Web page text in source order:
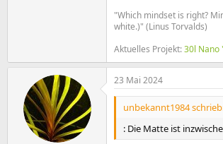
"Which mindset is right?
white.)" (Linus Torvalds)
Aktuelles Projekt:30l Nano
23 Mai 2024
unbekannt1984
: Die Matte ist